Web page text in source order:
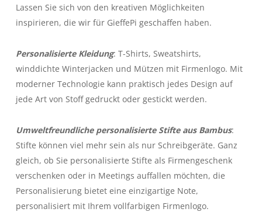
Lassen Sie sich von den kreativen Möglichkeiten
inspirieren, die wir für GieffePi geschaffen haben.
Personalisierte Kleidung: T-Shirts, Sweatshirts,
winddichte Winterjacken und Mützen mit Firmenlogo. Mit
moderner Technologie kann praktisch jedes Design auf
jede Art von Stoff gedruckt oder gestickt werden.
Umweltfreundliche personalisierte Stifte aus Bambus:
Stifte können viel mehr sein als nur Schreibgeräte. Ganz
gleich, ob Sie personalisierte Stifte als Firmengeschenk
verschenken oder in Meetings auffallen möchten, die
Personalisierung bietet eine einzigartige Note,
personalisiert mit Ihrem vollfarbigen Firmenlogo.